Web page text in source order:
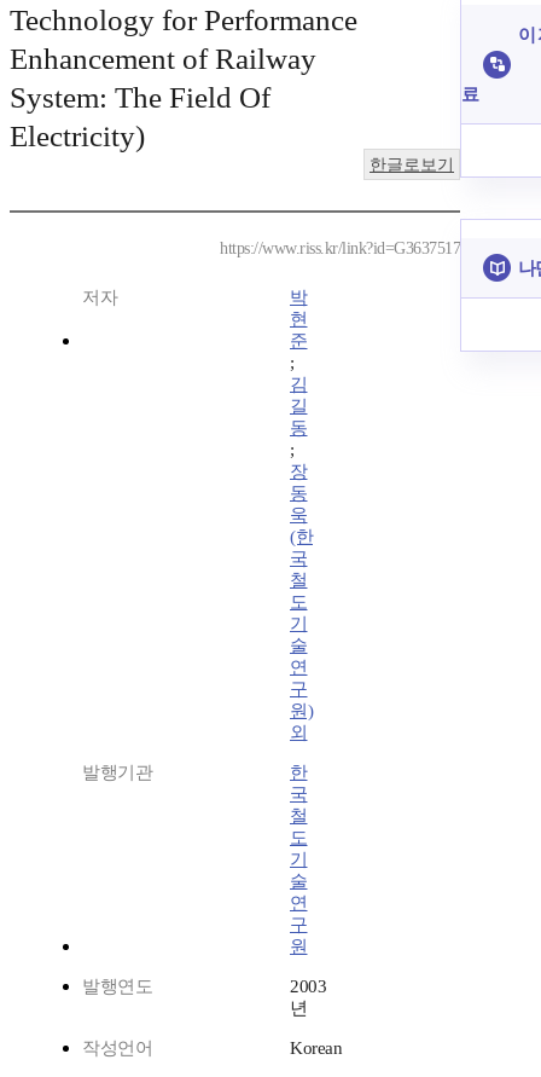
Technology for Performance
Enhancement of Railway
System: The Field Of
Electricity)
한글로보기
https://www.riss.kr/link?id=G3637517
저자
박
현
준
;
김
길
동
;
장
동
욱
(한
국
철
도
기
술
연
구
원)
외
발행기관
한
국
철
도
기
술
연
구
원
발행연도
2003
년
작성언어 Korean
이
료
나